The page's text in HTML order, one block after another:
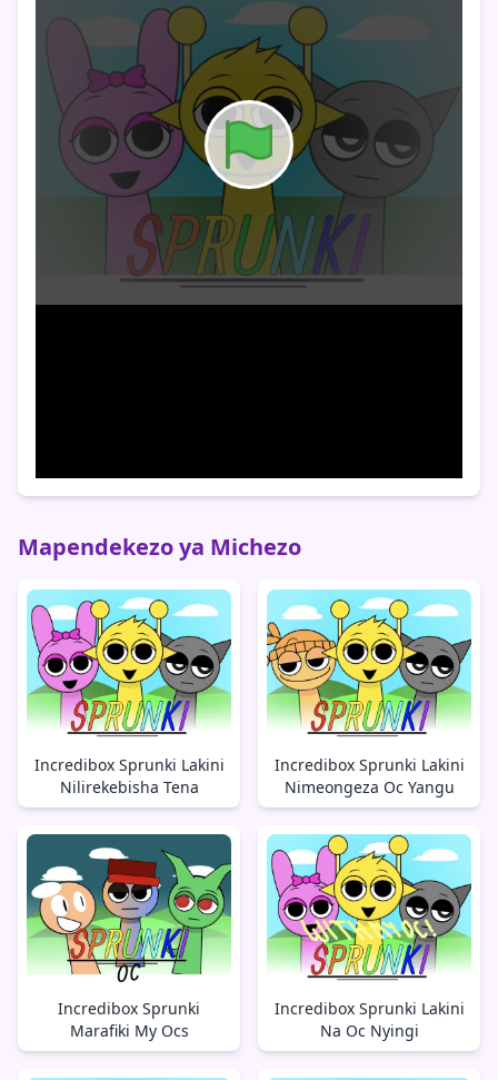
Mapendekezo ya Michezo
Incredibox Sprunki Lakini
Nilirekebisha Tena
Incredibox Sprunki Lakini
Nimeongeza Oc Yangu
Incredibox Sprunki
Marafiki My Ocs
Incredibox Sprunki Lakini
Na Oc Nyingi